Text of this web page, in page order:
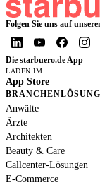
Folgen Sie uns auf
Die starbuero.de App
LADEN IM
App Store
Anwälte
Ärzte
Architekten
Beauty & Care
Callcenter-Lösungen
E-Commerce